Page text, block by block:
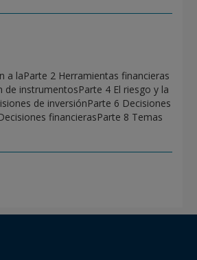
a laParte 2 Herramientas financieras
de instrumentosParte 4 El riesgo y la
de inversiónParte 6 Decisiones
financierasParte 8 Temas